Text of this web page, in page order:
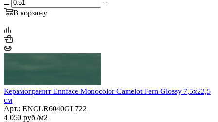
В корзину
Керамогранит Ennface Monocolor Camelot Fern Glossy 7,5x22,5
см
Арт.: ENCLR6040GL722
4 050 руб./м2